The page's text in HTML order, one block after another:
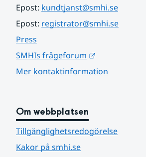
Epost: kundtjanst@smhi.se
Epost: registrator@smhi.se
Press
SMHIs frågeforum
Mer kontaktinformation
Om webbplatsen
Tillgänglighetsredogörelse
Kakor på smhi.se